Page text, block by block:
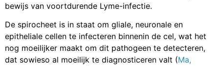
bewijs van voortdurende Lyme-infectie.
De spirocheet is in staat om gliale, neuronale en
epitheliale cellen te infecteren binnenin de cel, wat het
nog moeilijker maakt om dit pathogeen te detecteren,
dat sowieso al moeilijk te diagnosticeren valt (Ma,